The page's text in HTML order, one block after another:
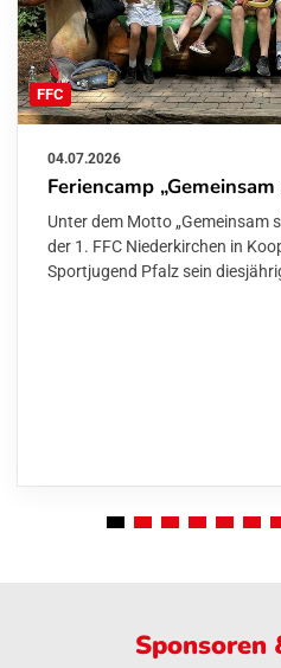
FFC
04.07.2026
Feriencamp
Unter dem Motto „Gemeinsam
der 1. FFC Niederkirchen in
Sportjugend Pfalz sein
Sponsoren